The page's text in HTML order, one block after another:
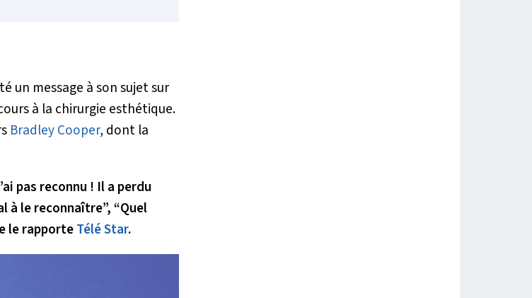
un message à son sujet sur
à la chirurgie esthétique.
Bradley Cooper, dont la
pas reconnu ! Il a perdu
à le reconnaître”, “Quel
le rapporteTélé Star.